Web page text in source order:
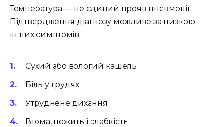
Температура — не єдиний прояв пневмонії.
Підтвердження діагнозу можливе за низкою
інших симптомів:
Сухий або вологий кашель
Біль у грудях
Утруднене дихання
Втома, нежить і слабкість